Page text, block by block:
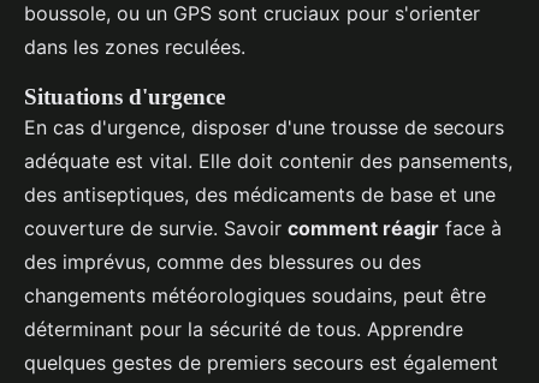
boussole, ou un GPS sont cruciaux pour s'orienter
dans les zones reculées.
Situations d'urgence
En cas d'urgence, disposer d'une trousse de secours
adéquate est vital. Elle doit contenir des pansements,
des antiseptiques, des médicaments de base et une
couverture de survie. Savoir comment réagir face à
des imprévus, comme des blessures ou des
changements météorologiques soudains, peut être
déterminant pour la sécurité de tous. Apprendre
quelques gestes de premiers secours est également